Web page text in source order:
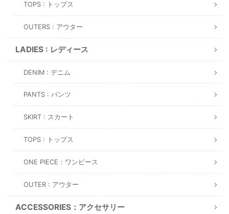
TOPS : トップス
OUTERS : アウター
LADIES : レディース
DENIM : デニム
PANTS : パンツ
SKIRT : スカート
TOPS : トップス
ONE PIECE：ワンピース
OUTER : アウター
ACCESSORIES：アクセサリー